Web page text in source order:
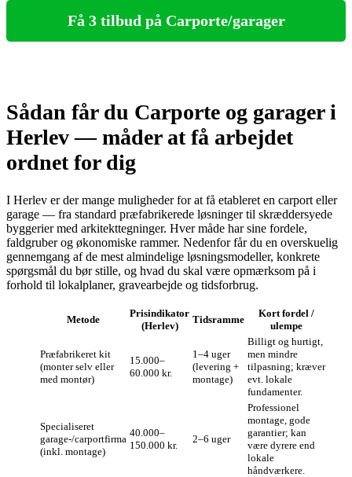
Få 3 tilbud på Carporte/garager
Sådan får du Carporte og garager i
Herlev — måder at få arbejdet
ordnet for dig
I Herlev er der mange muligheder for at få etableret en carport eller
garage — fra standard præfabrikerede løsninger til skræddersyede
byggerier med arkitekttegninger. Hver måde har sine fordele,
faldgruber og økonomiske rammer. Nedenfor får du en overskuelig
gennemgang af de mest almindelige løsningsmodeller, konkrete
spørgsmål du bør stille, og hvad du skal være opmærksom på i
forhold til lokalplaner, gravearbejde og tidsforbrug.
Metode
Prisindikator
(Herlev)
Tidsramme
Kort fordel /
ulempe
Præfabrikeret kit
(monter selv eller
med montør)
15.000–
60.000 kr.
1–4 uger
(levering +
montage)
Billigt og hurtigt,
men mindre
tilpasning; kræver
evt. lokale
fundamenter.
Specialiseret
garage‑/carportfirma
(inkl. montage)
40.000–
150.000 kr.
2–6 uger
Professionel
montage, gode
garantier; kan
være dyrere end
lokale
håndværkere.